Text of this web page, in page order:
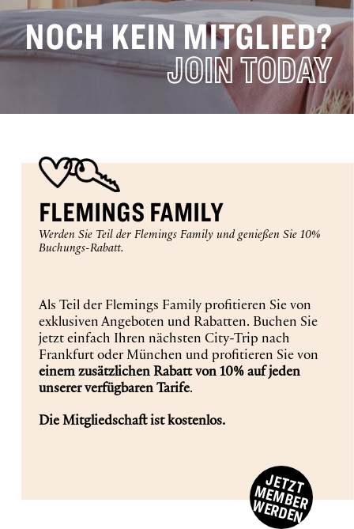
16 17 18 19 20 21 22
23 24 25 26 27 28 29
CHECK-OUT
check
date
August
ZIMMER
1
ERWACHSENE
1
KINDER
0
J
E
T
Z
T
U
C
H
E
NOCH KEIN MITGLIED?
JOIN TODAY
FLEMINGS FAMILY
Werden Sie Teil der Flemings Family und genießen Sie 10%
Buchungs-Rabatt.
Als Teil der Flemings Family profitieren Sie von
exklusiven Angeboten und Rabatten. Buchen Sie
jetzt einfach Ihren nächsten City-Trip nach
Frankfurt oder München und profitieren Sie von
einem zusätzlichen Rabatt von 10% auf jeden
unserer verfügbaren Tarife.
Die Mitgliedschaft ist kostenlos.
J
E
T
Z
T
M
E
M
B
E
R
W
E
R
D
E
N